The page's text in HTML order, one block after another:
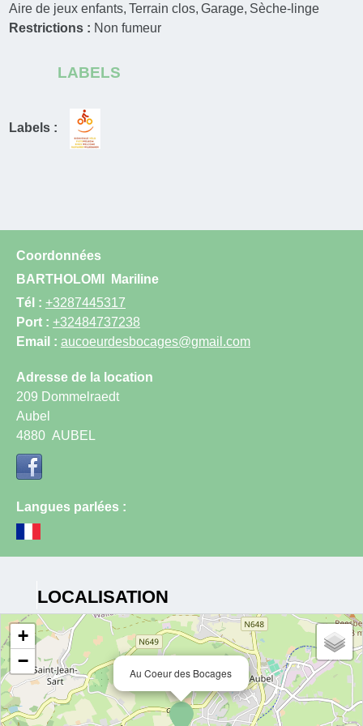
Aire de jeux enfants Terrain clos Garage Sèche-linge
Restrictions : Non fumeur
LABELS
Labels :
Coordonnées
BARTHOLOMI
Mariline
Tél : +3287445317
Port : +32484737238
Email : aucoeurdesbocages@gmail.com
Adresse de la location
209 Dommelraedt
Aubel
4880 AUBEL
Langues parlées :
LOCALISATION
Au Coeur des Bocages
+
−